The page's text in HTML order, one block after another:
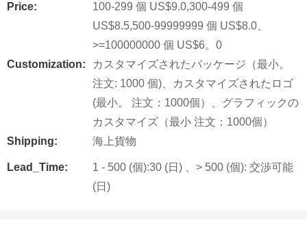
Price:
100-299 個 US$9.0,300-499 個
US$8.5,500-99999999 個 US$8.0、
>=100000000 個 US$6。0
Customization:
カスタマイズされたパッケージ（最小。
注文: 1000 個)、カスタマイズされたロゴ
(最小。 注文：1000個）、グラフィックの
カスタマイズ（最小 注文：1000個）
Shipping:
海上貨物
Lead_Time:
1 - 500 (個):30 (日) 、> 500 (個): 交渉可能
(日)